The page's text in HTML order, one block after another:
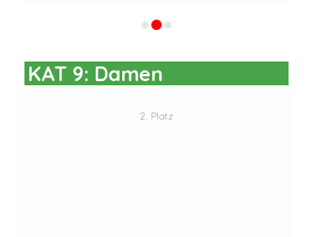
KAT 9: Damen
2. Platz